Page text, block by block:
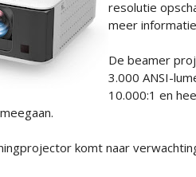
resolutie
meer
De beamer
3.000 ANSI-
10.000:1 en
komt naar